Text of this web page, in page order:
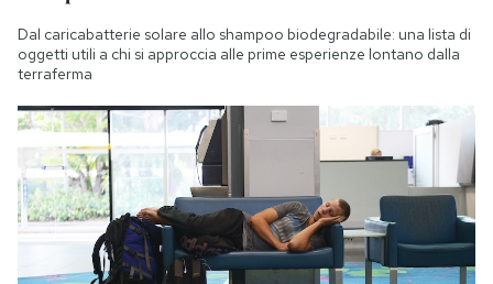
Dal caricabatterie solare allo shampoo biodegradabile: una lista di
oggetti utili a chi si approccia alle prime esperienze lontano dalla
terraferma